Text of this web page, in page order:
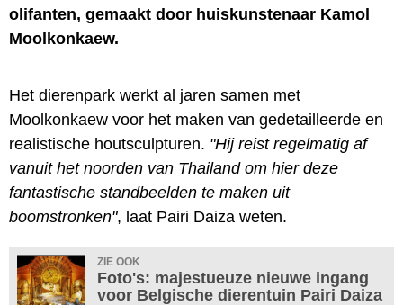
olifanten, gemaakt door huiskunstenaar Kamol
Moolkonkaew.
Het dierenpark werkt al jaren samen met
Moolkonkaew voor het maken van gedetailleerde en
realistische houtsculpturen. "Hij reist regelmatig af
vanuit het noorden van Thailand om hier deze
fantastische standbeelden te maken uit
boomstronken", laat Pairi Daiza weten.
ZIE OOK
Foto's: majestueuze nieuwe ingang
voor Belgische dierentuin Pairi Daiza